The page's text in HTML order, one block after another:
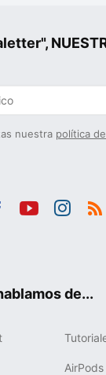
nuestra política
de...
AirPods